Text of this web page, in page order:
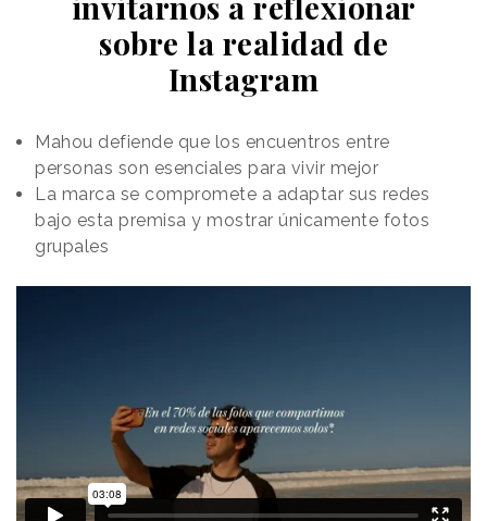
sobre la realidad de
Instagram
Mahou defiende que los encuentros entre
personas son esenciales para vivir mejor
La marca se compromete a adaptar sus redes
bajo esta premisa y mostrar únicamente fotos
grupales